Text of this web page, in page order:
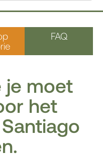
FAQ
je moet
het